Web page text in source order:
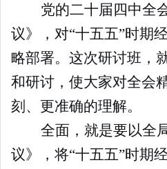
党的二十届四中全
议》，对“十五五”时期
略部署。这次研讨班，
和研讨，使大家对全会
刻、更准确的理解。
全面，就是要以全
议》，将“十五五”时期